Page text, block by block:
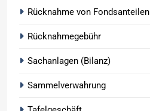
Rücknahme von Fondsanteilen
Rücknahmegebühr
Sachanlagen (Bilanz)
Sammelverwahrung